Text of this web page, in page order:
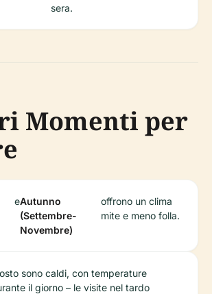
sera.
Momenti per
eAutunno
(Settembre-
Novembre)
offrono un clima
mite e meno folla.
sono caldi, con temperature
il giorno – le visite nel tardo